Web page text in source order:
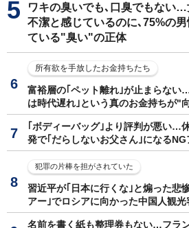
ワキの臭いでも､口臭でもない
不潔と感じているのに､75%の
ている"臭い"の正体
所有欲を手放したお金持ちたち
富裕層の｢ペット離れ｣が止まらない
は時代遅れ｣という真のお金持ちが"
｢ボディーバッグ｣より評判が悪い…
発で｢だらしないお父さん｣になるNG
犯罪の片棒を担がされていた
習近平が｢日本に行くな｣と煽った悲
アー｣でロシアに向かった中国人観光
名前を書く紙も整理券もない…フラ